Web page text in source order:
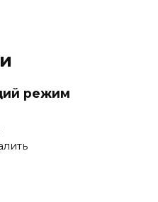
режим